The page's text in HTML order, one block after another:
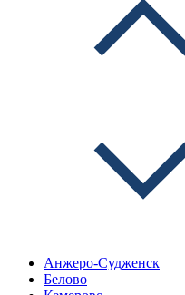
Анжеро-Судженск
Белово